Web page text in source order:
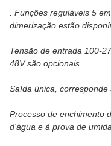
. Funções reguláveis ​​5
dimerização estão
Tensão de entrada 100-
48V são opcionais
Saída única,
Processo de enchimento
d'água e à prova de